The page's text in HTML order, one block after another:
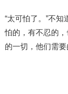
“太可怕了。”不
怕的，有不忍的
的一切，他们需